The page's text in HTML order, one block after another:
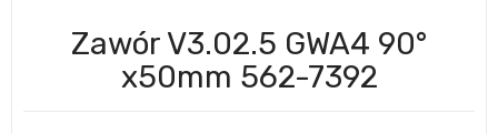
Zawór V3.02.5 GWA4 90°
x50mm 562-7392